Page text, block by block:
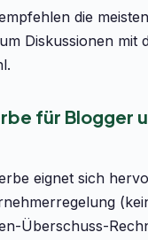
die
Diskussionen mit
für Blogger
eignet sich
Überschuss-